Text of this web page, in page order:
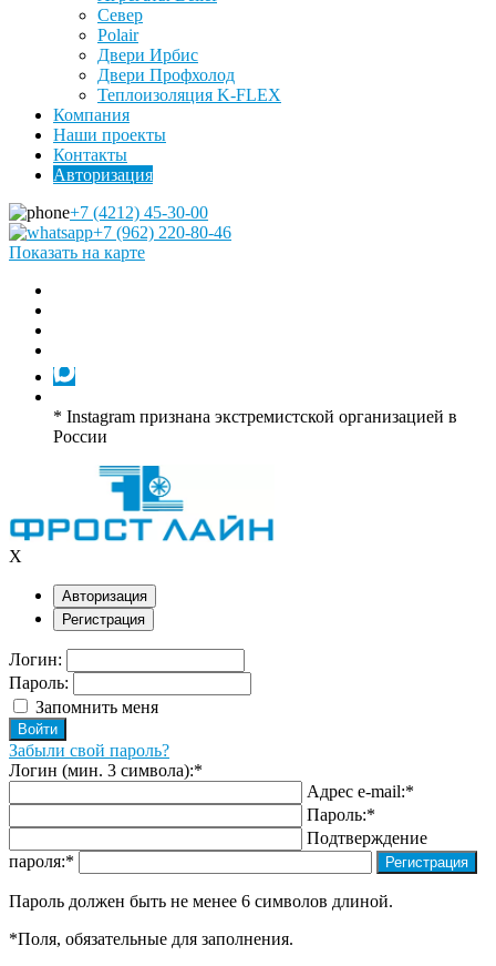
Север
Polair
Двери Ирбис
Двери Профхолод
Теплоизоляция K-FLEX
Компания
Наши проекты
Контакты
Авторизация
+7 (4212) 45-30-00
+7 (962) 220-80-46
Показать на карте
* Instagram признана экстремистской организацией в
России
X
Авторизация
Регистрация
Логин:
Пароль:
Запомнить меня
Забыли свой пароль?
Логин (мин. 3 символа):*
Адрес e-mail:*
Пароль:*
Подтверждение
пароля:*
Пароль должен быть не менее 6 символов длиной.
*Поля, обязательные для заполнения.